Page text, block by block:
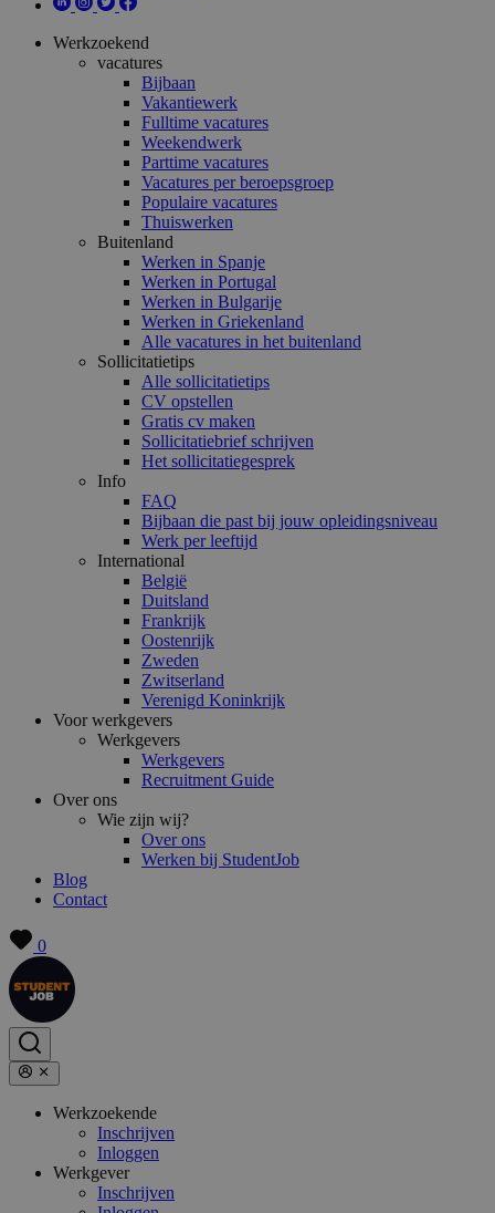
Werkzoekend
vacatures
Bijbaan
Vakantiewerk
Fulltime vacatures
Weekendwerk
Parttime vacatures
Vacatures per beroepsgroep
Populaire vacatures
Thuiswerken
Buitenland
Werken in Spanje
Werken in Portugal
Werken in Bulgarije
Werken in Griekenland
Alle vacatures in het buitenland
Sollicitatietips
Alle sollicitatietips
CV opstellen
Gratis cv maken
Sollicitatiebrief schrijven
Het sollicitatiegesprek
Info
FAQ
Bijbaan die past bij jouw opleidingsniveau
Werk per leeftijd
International
België
Duitsland
Frankrijk
Oostenrijk
Zweden
Zwitserland
Verenigd Koninkrijk
Voor werkgevers
Werkgevers
Werkgevers
Recruitment Guide
Over ons
Wie zijn wij?
Over ons
Werken bij StudentJob
Blog
Contact
0
Werkzoekende
Inschrijven
Inloggen
Werkgever
Inschrijven